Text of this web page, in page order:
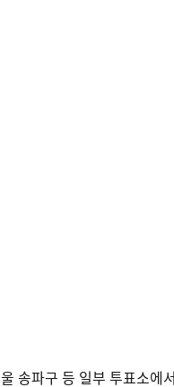
송파구 등 일부 투표소에